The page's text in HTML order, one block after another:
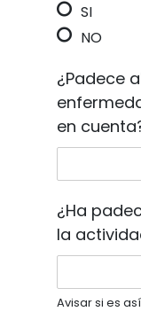
SI
NO
¿Padece
en
¿Ha
la
Avisar si es